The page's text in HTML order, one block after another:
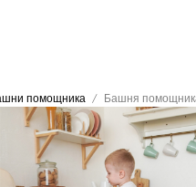
помощника